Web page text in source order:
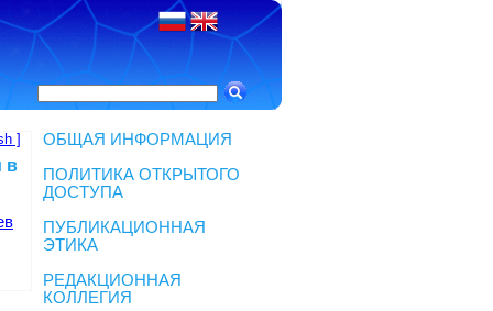
]
в
ОБЩАЯ ИНФОРМАЦИЯ
ПОЛИТИКА ОТКРЫТОГО
ДОСТУПА
ПУБЛИКАЦИОННАЯ
ЭТИКА
РЕДАКЦИОННАЯ
КОЛЛЕГИЯ